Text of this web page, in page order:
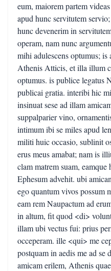
eum, maiorem partem
apud hunc servitutem
hunc devenerim in
operam, nam nunc
mihi adulescens optumus;
Athenis Atticis, et illa illum
optumus. is publice legatus
publicai gratia. interibi hic
insinuat sese ad illam
suppalparier vino,
intimum ibi se miles apud
militi huic occasio, sublinit
erus meus amabat; nam is
clam matrem suam,
Ephesum advehit. ubi
ego quantum vivos possum
eam rem Naupactum ad
in altum, fit quod <di>
illam ubi vectus fui: prius
occeperam. ille <qui> me
postquam in aedis me ad
amicam erilem, Athenis